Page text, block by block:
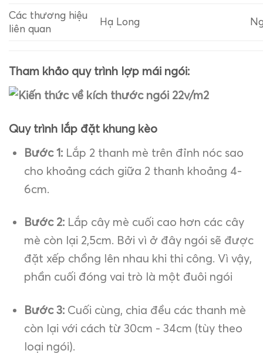
Các thương hiệu
liên quan
Hạ Long
Tham khảo quy trình lợp mái ngói:
Quy trình lắp đặt khung kèo
Bước 1: Lắp 2 thanh mè trên đỉnh nóc sao
cho khoảng cách giữa 2 thanh khoảng 4-
6cm.
Bước 2:Lắp cây mè cuối cao hơn các cây
mè còn lại 2,5cm. Bởi vì ở đây ngói sẽ được
đặt xếp chồng lên nhau khi thi công. Vì vậy,
phần cuối đóng vai trò là một đuôi ngói
Bước 3: Cuối cùng, chia đều các thanh mè
còn lại với cách từ 30cm - 34cm (tùy theo
loại ngói).